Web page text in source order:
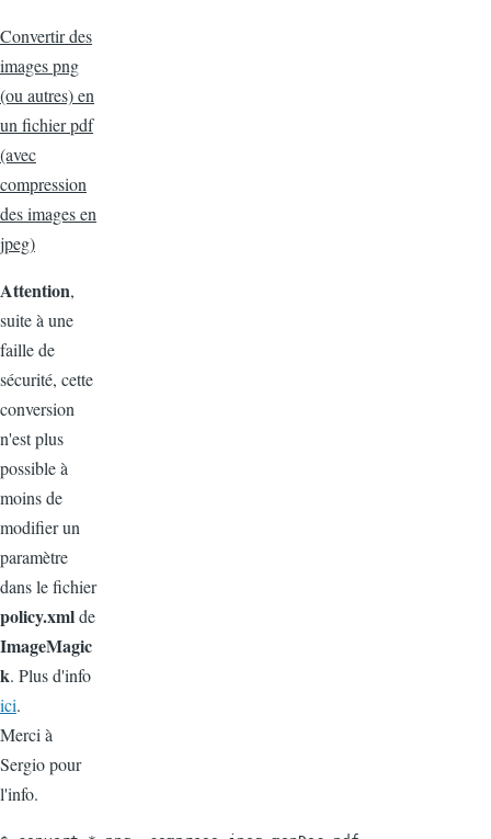
Convertir des
images png
(ou autres) en
un fichier pdf
(avec
compression
des images en
jpeg)
Attention,
suite à une
faille de
sécurité, cette
conversion
n'est plus
possible à
moins de
modifier un
paramètre
dans le fichier
policy.xmlde
ImageMagic
k. Plus d'info
ici.
Merci à
Sergio pour
l'info.